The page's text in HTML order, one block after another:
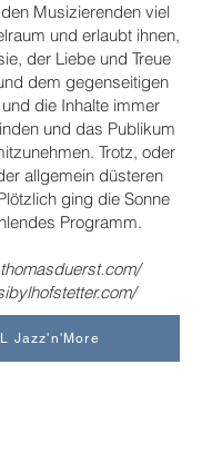
Musizierenden viel
und erlaubt ihnen,
der Liebe und Treue
dem gegenseitigen
die Inhalte immer
und das Publikum
Trotz, oder
allgemein düsteren
ging die Sonne
Programm.
Jazz'n'More